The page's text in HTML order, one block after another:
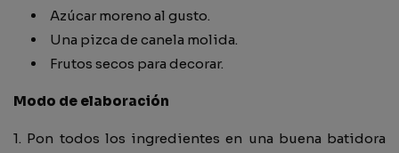
Azúcar moreno al gusto.
Una pizca de canela molida.
Frutos secos para decorar.
Modo de elaboración
1. Pon todos los ingredientes en una buena batidora